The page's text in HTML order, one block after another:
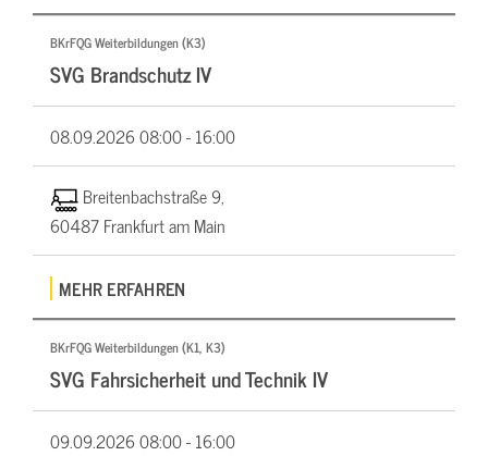
BKrFQG Weiterbildungen (K3)
SVG Brandschutz IV
08.09.202608:00 - 16:00
Breitenbachstraße 9,
60487 Frankfurt am Main
MEHR ERFAHREN
BKrFQG Weiterbildungen (K1, K3)
SVG Fahrsicherheit und Technik IV
09.09.202608:00 - 16:00